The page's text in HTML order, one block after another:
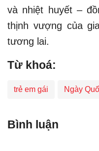
và nhiệt huyết –
thịnh vượng của
tương lai.
Từ khoá:
trẻ em gái Ngày
Bình luận